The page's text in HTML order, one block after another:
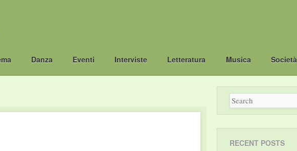
Danza Eventi Interviste Letteratura Musica Società
RECENT POSTS